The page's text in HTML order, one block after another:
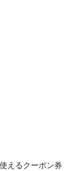
えるクーポン券